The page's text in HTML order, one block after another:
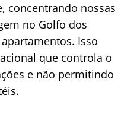
concentrando nossas
no Golfo dos
Isso
que controla o
e não permitindo